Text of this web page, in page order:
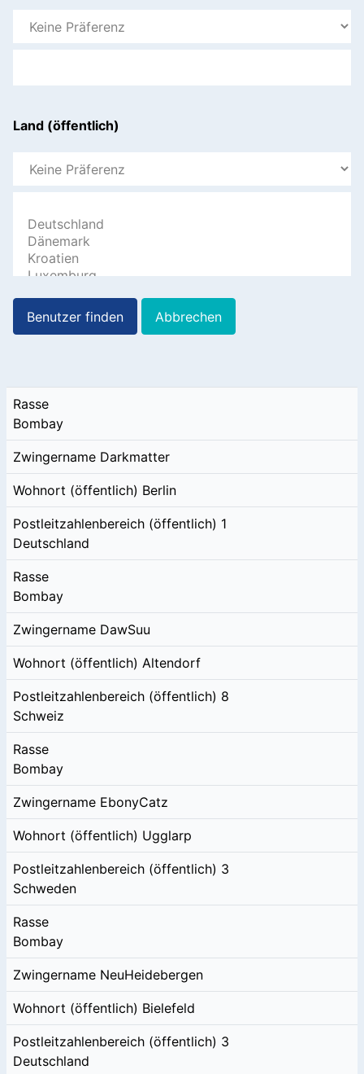
Land (öffentlich)
Rasse
Bombay
Zwingername Darkmatter
Wohnort (öffentlich) Berlin
Postleitzahlenbereich (öffentlich) 1
Deutschland
Rasse
Bombay
Zwingername DawSuu
Wohnort (öffentlich) Altendorf
Postleitzahlenbereich (öffentlich) 8
Schweiz
Rasse
Bombay
Zwingername EbonyCatz
Wohnort (öffentlich) Ugglarp
Postleitzahlenbereich (öffentlich) 3
Schweden
Rasse
Bombay
Zwingername NeuHeidebergen
Wohnort (öffentlich) Bielefeld
Postleitzahlenbereich (öffentlich) 3
Deutschland